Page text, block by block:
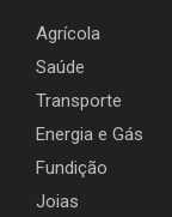
Agrícola
Saúde
Transporte
Energia e Gás
Fundição
Joias